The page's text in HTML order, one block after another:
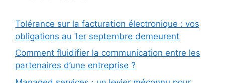
Tolérance sur la facturation électronique : vos
obligations au 1er septembre demeurent
Comment fluidifier la communication entre les
partenaires d’une entreprise ?